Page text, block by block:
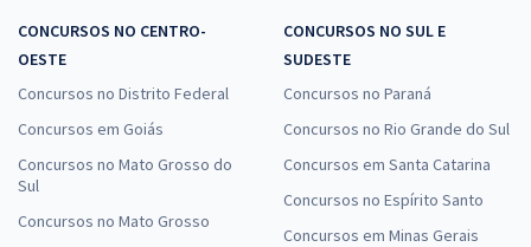
CONCURSOS NO CENTRO-
OESTE
Concursos no Distrito Federal
Concursos em Goiás
Concursos no Mato Grosso do
Sul
Concursos no Mato Grosso
CONCURSOS NO SUL E
SUDESTE
Concursos no Paraná
Concursos no Rio Grande do Sul
Concursos em Santa Catarina
Concursos no Espírito Santo
Concursos em Minas Gerais